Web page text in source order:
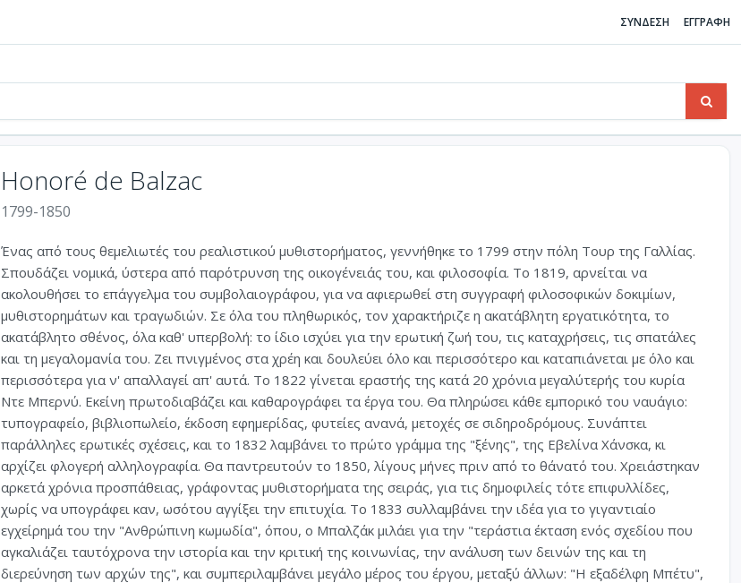
ΣΥΝΔΕΣΗ ΕΓΓΡΑΦΗ
Honoré de Balzac
1799-1850
Ένας από τους θεμελιωτές του ρεαλιστικού μυθιστορήματος, γεννήθηκε το 1799 στην πόλη Τουρ της Γαλλίας.
Σπουδάζει νομικά, ύστερα από παρότρυνση της οικογένειάς του, και φιλοσοφία. Το 1819, αρνείται να
ακολουθήσει το επάγγελμα του συμβολαιογράφου, για να αφιερωθεί στη συγγραφή φιλοσοφικών δοκιμίων,
μυθιστορημάτων και τραγωδιών. Σε όλα του πληθωρικός, τον χαρακτήριζε η ακατάβλητη εργατικότητα, το
ακατάβλητο σθένος, όλα καθ' υπερβολή: το ίδιο ισχύει για την ερωτική ζωή του, τις καταχρήσεις, τις σπατάλες
και τη μεγαλομανία του. Ζει πνιγμένος στα χρέη και δουλεύει όλο και περισσότερο και καταπιάνεται με όλο και
περισσότερα για ν' απαλλαγεί απ' αυτά. Το 1822 γίνεται εραστής της κατά 20 χρόνια μεγαλύτερής του κυρία
Ντε Μπερνύ. Εκείνη πρωτοδιαβάζει και καθαρογράφει τα έργα του. Θα πληρώσει κάθε εμπορικό του ναυάγιο:
τυπογραφείο, βιβλιοπωλείο, έκδοση εφημερίδας, φυτείες ανανά, μετοχές σε σιδηροδρόμους. Συνάπτει
παράλληλες ερωτικές σχέσεις, και το 1832 λαμβάνει το πρώτο γράμμα της "ξένης", της Εβελίνα Χάνσκα, κι
αρχίζει φλογερή αλληλογραφία. Θα παντρευτούν το 1850, λίγους μήνες πριν από το θάνατό του. Χρειάστηκαν
αρκετά χρόνια προσπάθειας, γράφοντας μυθιστορήματα της σειράς, για τις δημοφιλείς τότε επιφυλλίδες,
χωρίς να υπογράφει καν, ωσότου αγγίξει την επιτυχία. Το 1833 συλλαμβάνει την ιδέα για το γιγαντιαίο
εγχείρημά του την "Ανθρώπινη κωμωδία", όπου, ο Μπαλζάκ μιλάει για την "τεράστια έκταση ενός σχεδίου που
αγκαλιάζει ταυτόχρονα την ιστορία και την κριτική της κοινωνίας, την ανάλυση των δεινών της και τη
διερεύνηση των αρχών της", και συμπεριλαμβάνει μεγάλο μέρος του έργου, μεταξύ άλλων: "Η εξαδέλφη Μπέτυ",